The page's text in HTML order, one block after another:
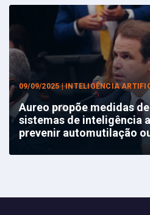
09/09/2025 | INTELIGÊNCIA
Aureo propõe medidas
sistemas de inteligência
prevenir automutilação